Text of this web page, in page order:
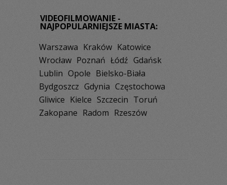
VIDEOFILMOWANIE -
NAJPOPULARNIEJSZE MIASTA:
Warszawa Kraków Katowice
Wrocław Poznań Łódź Gdańsk
Lublin Opole Bielsko-Biała
Bydgoszcz Gdynia Częstochowa
Gliwice Kielce Szczecin Toruń
Zakopane Radom Rzeszów